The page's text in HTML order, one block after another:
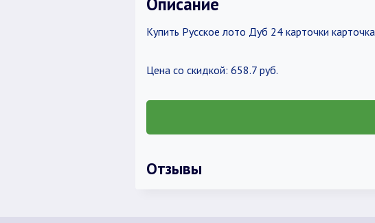
Купить Русское лото Дуб 24 карточки
Цена со скидкой: 658.7 руб.
Отзывы